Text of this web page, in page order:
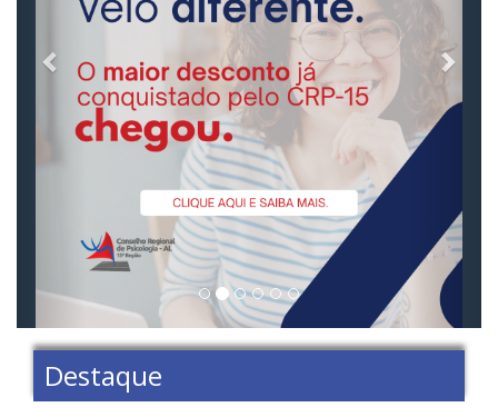
Destaque